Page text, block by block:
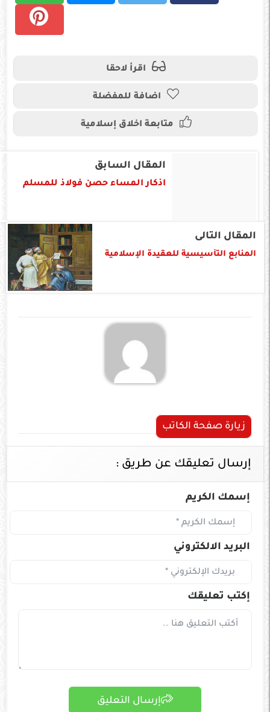
اقرأ لاحقا
اضافة للمفضلة
متابعة اخلاق إسلامية
المقال السابق
اذكار المساء حصن فولاذ للمسلم
المقال التالى
المنابع التأسيسية للعقيدة الإسلامية
زيارة صفحة الكاتب
إرسال تعليقك عن طريق :
إسمك الكريم
البريد الالكتروني
إكتب تعليقك
إرسال التعليق